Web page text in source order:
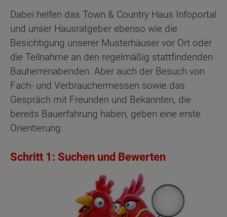
Dabei helfen das Town & Country Haus Infoportal
und unser Hausratgeber ebenso wie die
Besichtigung unserer Musterhäuser vor Ort oder
die Teilnahme an den regelmäßig stattfindenden
Bauherrenabenden. Aber auch der Besuch von
Fach- und Verbrauchermessen sowie das
Gespräch mit Freunden und Bekannten, die
bereits Bauerfahrung haben, geben eine erste
Orientierung.
Schritt 1: Suchen und Bewerten